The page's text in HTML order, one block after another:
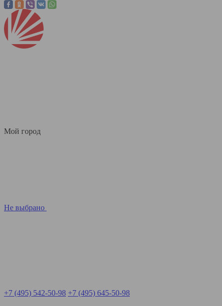
Мой город
Не выбрано
+7 (495) 542-50-98 +7 (495) 645-50-98